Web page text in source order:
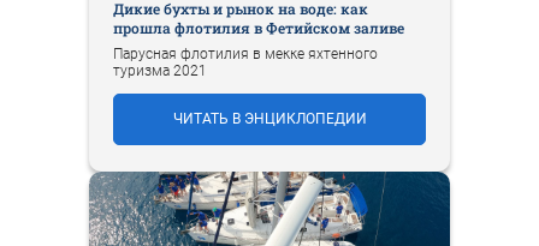
Дикие бухты и рынок на воде: как
прошла флотилия в Фетийском заливе
Парусная флотилия в мекке яхтенного
туризма 2021
ЧИТАТЬ В ЭНЦИКЛОПЕДИИ